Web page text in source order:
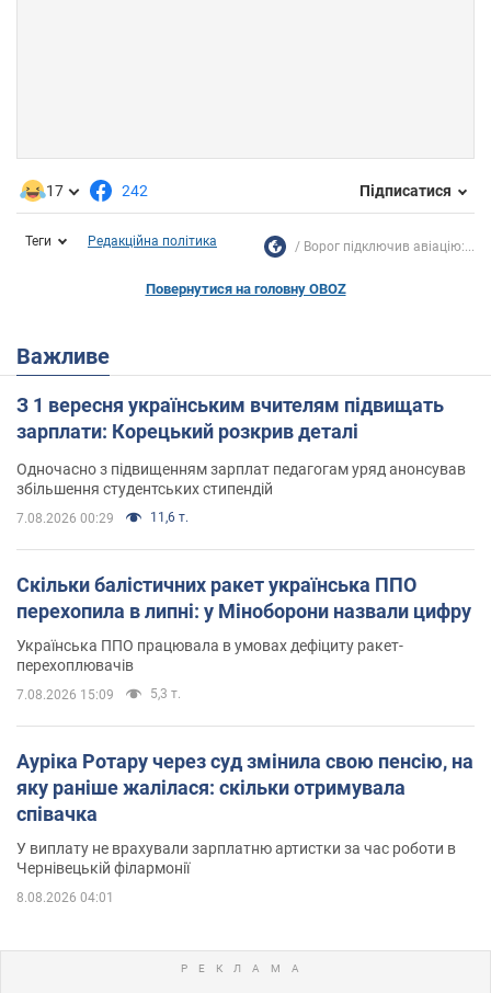
17 242 Підписатися
Теги Редакційна політика Ворог підключив авіацію:...
Повернутися на головну OBOZ
Важливе
З 1 вересня українським вчителям підвищать
зарплати: Корецький розкрив деталі
Одночасно з підвищенням зарплат педагогам уряд анонсував
збільшення студентських стипендій
7.08.2026 00:29 11,6 т.
Скільки балістичних ракет українська ППО
перехопила в липні: у Міноборони назвали цифру
Українська ППО працювала в умовах дефіциту ракет-
перехоплювачів
7.08.2026 15:09 5,3 т.
Ауріка Ротару через суд змінила свою пенсію, на
яку раніше жалілася: скільки отримувала
співачка
У виплату не врахували зарплатню артистки за час роботи в
Чернівецькій філармонії
8.08.2026 04:01